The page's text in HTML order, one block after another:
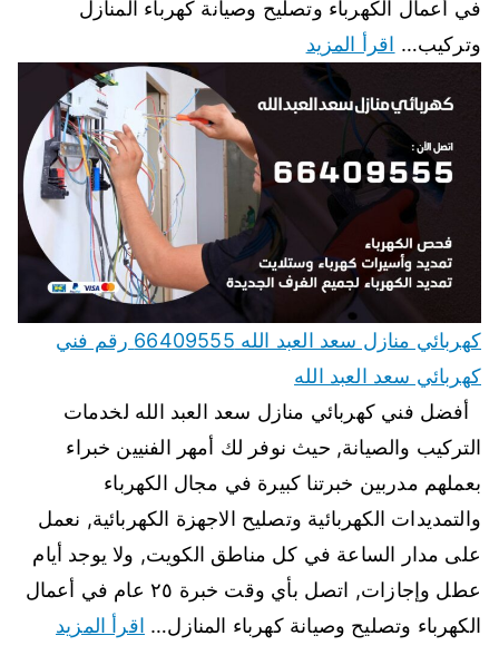
في أعمال الكهرباء وتصليح وصيانة كهرباء المنازل
وتركيب… اقرأ المزيد
كهربائي منازل سعد العبد الله 66409555 رقم فني
كهربائي سعد العبد الله
أفضل فني كهربائي منازل سعد العبد الله لخدمات
التركيب والصيانة, حيث نوفر لك أمهر الفنيين خبراء
بعملهم مدربين خبرتنا كبيرة في مجال الكهرباء
والتمديدات الكهربائية وتصليح الاجهزة الكهربائية, نعمل
على مدار الساعة في كل مناطق الكويت, ولا يوجد أيام
عطل وإجازات, اتصل بأي وقت خبرة ٢٥ عام في أعمال
الكهرباء وتصليح وصيانة كهرباء المنازل… اقرأ المزيد